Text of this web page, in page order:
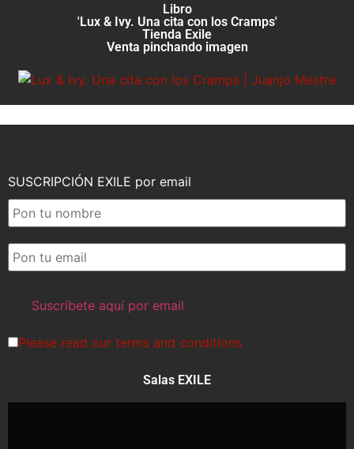
Libro
'Lux & Ivy. Una cita con los Cramps'
Tienda Exile
Venta pinchando imagen
SUSCRIPCIÓN EXILE por email
Please read our terms and conditions
Salas EXILE